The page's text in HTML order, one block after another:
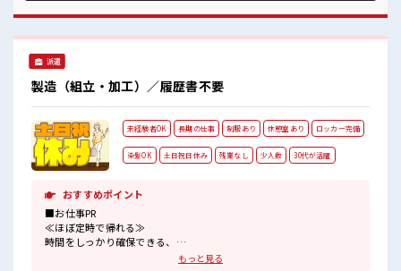
派遣
製造（組立・加工）／履歴書不要
未経験者OK 長期の仕事 制服あり 休憩室あり ロッカー完備
染髪OK 土日祝日休み 残業なし 少人数 30代が活躍
おすすめポイント
■お仕事PR
≪ほぼ定時で帰れる≫
時間をしっかり確保できる、
もっと見る